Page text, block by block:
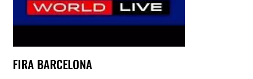
FIRA BARCELONA